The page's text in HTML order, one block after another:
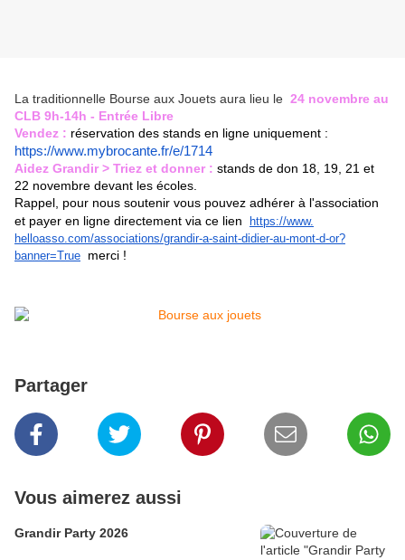
La traditionnelle Bourse aux Jouets aura lieu le 24 novembre au
CLB 9h-14h - Entrée Libre
Vendez : réservation des stands en ligne uniquement :
https://www.mybrocante.fr/e/1714
Aidez Grandir > Triez et donner : stands de don 18, 19, 21 et
22 novembre devant les écoles.
Rappel, pour nous soutenir vous pouvez adhérer à l'association
et payer en ligne directement via ce lien
https://www.
helloasso.com/associations/grandir-a-saint-didier-au-mont-d-or?
banner=True merci !
Partager
Vous aimerez aussi
Grandir Party 2026